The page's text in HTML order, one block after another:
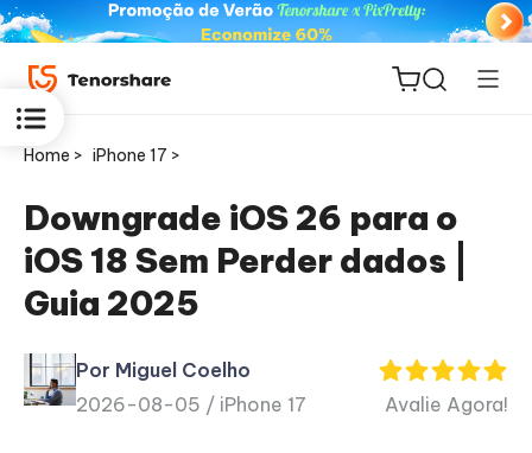
ReiBoot
for iOS
PDNob
PDF
Novo
Home > iPhone 17 >
Downgrade iOS 26 para o
iOS 18 Sem Perder dados |
Guia 2025
Por Miguel Coelho
2026-08-05 / iPhone 17 Avalie Agora!